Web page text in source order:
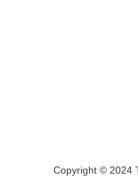
Copyright © 2024